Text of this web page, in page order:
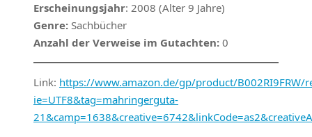
Erscheinungsjahr: 2008 (Alter 9 Jahre)
Genre: Sachbücher
Anzahl der Verweise im Gutachten: 0
Link: https://www.amazon.de/gp/product/B002RI9FRW/
ie=UTF8&tag=mahringerguta-